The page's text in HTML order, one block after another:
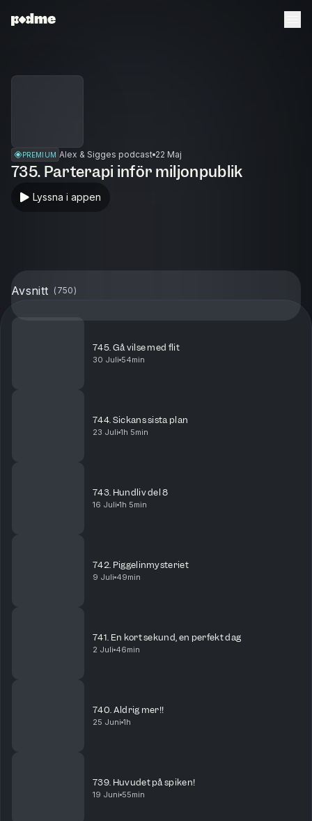
PREMIUM Alex & Sigges podcast 22 Maj
735. Parterapi inför miljonpublik
Lyssna i appen
Avsnitt ( 750)
745. Gå vilse med flit
30 Juli 54min
744. Sickans sista plan
23 Juli 1h 5min
743. Hundliv del 8
16 Juli 1h 5min
742. Piggelinmysteriet
9 Juli 49min
741. En kort sekund, en perfekt dag
2 Juli 46min
740. Aldrig mer!!
25 Juni 1h
739. Huvudet på spiken!
19 Juni 55min